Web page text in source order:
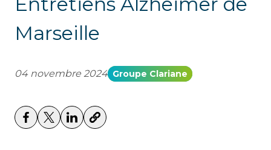
Marseille
04 novembre 2024 Groupe Clariane